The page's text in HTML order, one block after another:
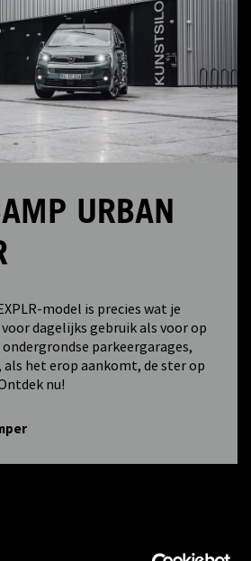
URBAN
model is precies wat je
dagelijks gebruik als voor op
parkeergarages,
het erop aankomt, de ster op
nu!